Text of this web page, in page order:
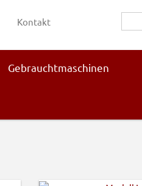
Kontakt
Gebrauchtmaschinen